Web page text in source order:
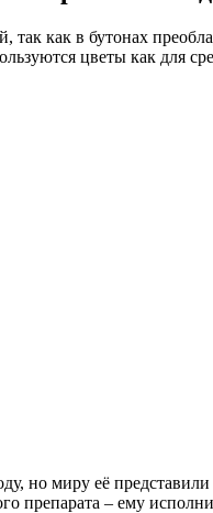
так как в бутонах
цветы как для
но миру её
препарата – ему